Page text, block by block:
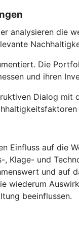
die
Die
und ihren
Dialog
auf die
und
und auf
beeinflussen.